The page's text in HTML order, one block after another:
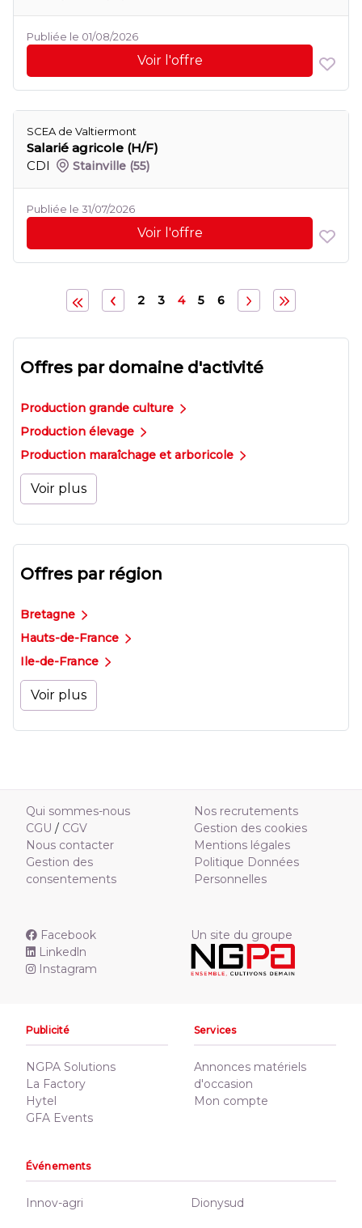
Publiée le 01/08/2026
Voir l'offre
SCEA de Valtiermont
Salarié agricole (H/F)
CDI
Stainville (55)
Publiée le 31/07/2026
Voir l'offre
2 3 4 5 6
Offres par domaine d'activité
Production grande culture
Production élevage
Production maraîchage et arboricole
Voir plus
Offres par région
Bretagne
Hauts-de-France
Ile-de-France
Voir plus
Qui sommes-nous
CGU / CGV
Nous contacter
Gestion des
consentements
Nos recrutements
Gestion des cookies
Mentions légales
Politique Données
Personnelles
Facebook
Linkedln
Instagram
Un site du groupe
Publicité
NGPA Solutions
La Factory
Hytel
GFA Events
Services
Annonces matériels
d'occasion
Mon compte
Événements
Innov-agri Dionysud